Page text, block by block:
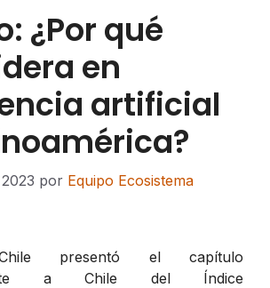
¿Por qué
en
artificial
por Equipo Ecosistema
presentó el capítulo
a Chile del Índice